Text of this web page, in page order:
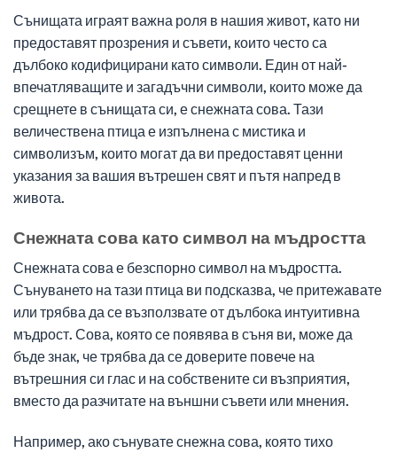
Сънищата играят важна роля в нашия живот, като ни
предоставят прозрения и съвети, които често са
дълбоко кодифицирани като символи. Един от най-
впечатляващите и загадъчни символи, които може да
срещнете в сънищата си, е снежната сова. Тази
величествена птица е изпълнена с мистика и
символизъм, които могат да ви предоставят ценни
указания за вашия вътрешен свят и пътя напред в
живота.
Снежната сова като символ на мъдростта
Снежната сова е безспорно символ на мъдростта.
Сънуването на тази птица ви подсказва, че притежавате
или трябва да се възползвате от дълбока интуитивна
мъдрост. Сова, която се появява в съня ви, може да
бъде знак, че трябва да се доверите повече на
вътрешния си глас и на собствените си възприятия,
вместо да разчитате на външни съвети или мнения.
Например, ако сънувате снежна сова, която тихо